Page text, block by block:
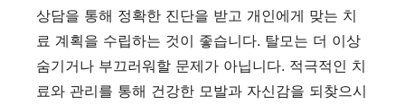
상담을 통해 정확한 진단을 받고 개인에게 맞는 치
료 계획을 수립하는 것이 좋습니다. 탈모는 더 이상
숨기거나 부끄러워할 문제가 아닙니다. 적극적인 치
료와 관리를 통해 건강한 모발과 자신감을 되찾으시